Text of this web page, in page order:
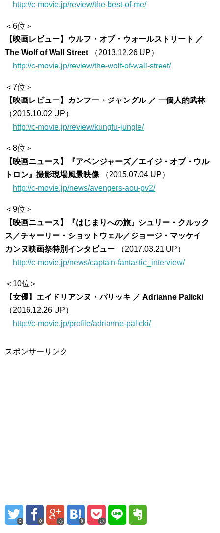
http://c-movie.jp/review/the-best-of-me/
＜6位＞
【映画レビュー】ウルフ・オブ・ウォールストリート ／
The Wolf of Wall Street （2013.12.26 UP）
http://c-movie.jp/review/the-wolf-of-wall-street/
＜7位＞
【映画レビュー】カンフー・ジャングル ／ 一個人的武林
（2015.10.02 UP）
http://c-movie.jp/review/kungfu-jungle/
＜8位＞
【映画ニュース】『アベンジャーズ／エイジ・オブ・ウル
トロン』撮影現場風景映像 （2015.07.04 UP）
http://c-movie.jp/news/avengers-aou-pv2/
＜9位＞
【映画ニュース】『はじまりへの旅』シュリー・クルック
ス／チャーリー・ショットウェル／ジョージ・マッケイ
カンヌ映画祭特別インタビュー （2017.03.21 UP）
http://c-movie.jp/news/captain-fantastic_interview/
＜10位＞
【女優】エイドリアンヌ・パリッキ ／ Adrianne Palicki
（2016.12.26 UP）
http://c-movie.jp/profile/adrianne-palicki/
スポンサーリンク
0 0 0